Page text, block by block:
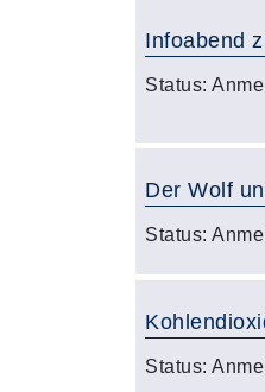
Infoabend
Status:
Der Wolf
Status:
Status: